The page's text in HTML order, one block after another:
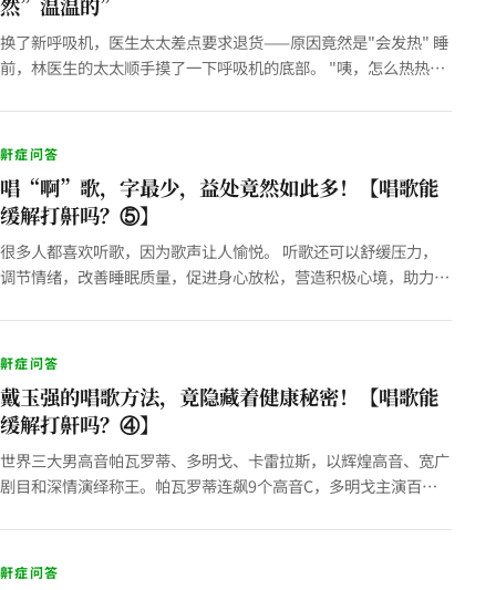
换了新呼吸机，医生太太差点要求退货——原因竟然是"会发热" 睡
前，林医生的太太顺手摸了一下呼吸机的底部。 "咦，怎么热热
器…
鼾症问答
唱“啊”歌，字最少，益处竟然如此多！【唱歌能
缓解打鼾吗？⑤】
很多人都喜欢听歌，因为歌声让人愉悦。 听歌还可以舒缓压力，
调节情绪，改善睡眠质量，促进身心放松，营造积极心境，助力健
进血…
鼾症问答
戴玉强的唱歌方法，竟隐藏着健康秘密！【唱歌能
缓解打鼾吗？④】
世界三大男高音帕瓦罗蒂、多明戈、卡雷拉斯，以辉煌高音、宽广
剧目和深情演绎称王。帕瓦罗蒂连飙9个高音C，多明戈主演百部
剧推向…
鼾症问答